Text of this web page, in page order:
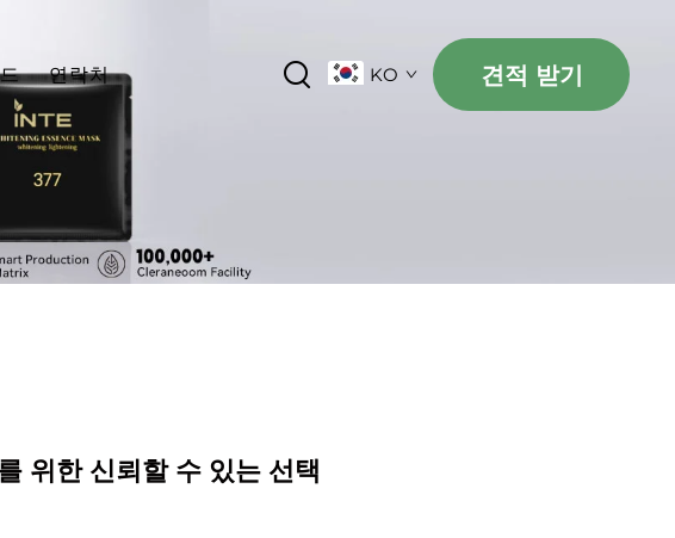
연락처 KO 견적 받기
위한 신뢰할 수 있는 선택